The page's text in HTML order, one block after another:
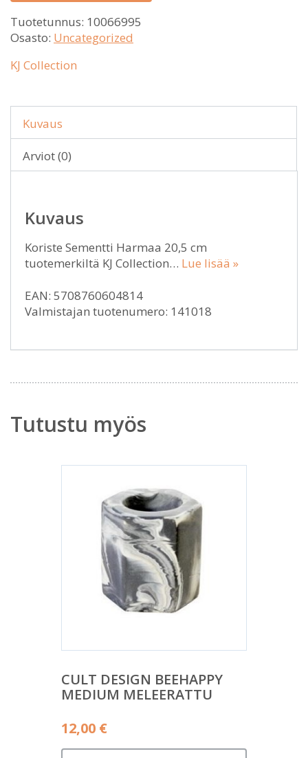
Tuotetunnus: 10066995
Osasto: Uncategorized
KJ Collection
Kuvaus
Arviot (0)
Kuvaus
Koriste Sementti Harmaa 20,5 cm
tuotemerkiltä KJ Collection… Lue lisää »
EAN: 5708760604814
Valmistajan tuotenumero: 141018
Tutustu myös
CULT DESIGN BEEHAPPY
MEDIUM MELEERATTU
12,00 €